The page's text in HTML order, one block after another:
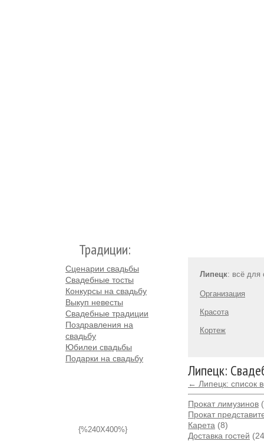
Традиции:
Сценарии свадьбы
Свадебные тосты
Конкурсы на свадьбу
Выкуп невесты
Свадебные традиции
Поздравления на
свадьбу
Юбилеи свадьбы
Подарки на свадьбу
{%240X400%}
Липецк: всё для
Организация
Красота
Кортеж
Липецк:
← Липецк: список
Прокат лимузинов
Прокат
Карета (8)
Доставка гостей